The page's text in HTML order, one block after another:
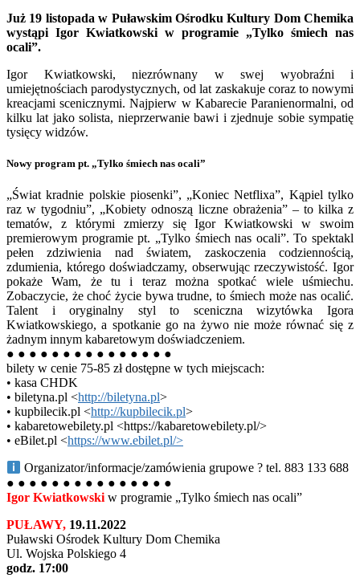
Już 19 listopada w Puławskim Ośrodku Kultury Dom Chemika
wystąpi Igor Kwiatkowski w programie „Tylko śmiech nas
ocali”.
Igor Kwiatkowski, niezrównany w swej wyobraźni i
umiejętnościach parodystycznych, od lat zaskakuje coraz to nowymi
kreacjami scenicznymi. Najpierw w Kabarecie Paranienormalni, od
kilku lat jako solista, nieprzerwanie bawi i zjednuje sobie sympatię
tysięcy widzów.
Nowy program pt. „Tylko śmiech nas ocali”
„Świat kradnie polskie piosenki”, „Koniec Netflixa”, Kąpiel tylko
raz w tygodniu”, „Kobiety odnoszą liczne obrażenia” – to kilka z
tematów, z którymi zmierzy się Igor Kwiatkowski w swoim
premierowym programie pt. „Tylko śmiech nas ocali”. To spektakl
pełen zdziwienia nad światem, zaskoczenia codziennością,
zdumienia, którego doświadczamy, obserwując rzeczywistość. Igor
pokaże Wam, że tu i teraz można spotkać wiele uśmiechu.
Zobaczycie, że choć życie bywa trudne, to śmiech może nas ocalić.
Talent i oryginalny styl to sceniczna wizytówka Igora
Kwiatkowskiego, a spotkanie go na żywo nie może równać się z
żadnym innym kabaretowym doświadczeniem.
● ● ● ● ● ● ● ● ● ● ● ● ● ● ●
bilety w cenie 75-85 zł dostępne w tych miejscach:
• kasa CHDK
• biletyna.pl <http://biletyna.pl>
• kupbilecik.pl <http://kupbilecik.pl>
• kabaretowebilety.pl <https://kabaretowebilety.pl/>
• eBilet.pl <https://www.ebilet.pl/>
Organizator/informacje/zamówienia grupowe ? tel. 883 133 688
● ● ● ● ● ● ● ● ● ● ● ● ● ● ●
Igor Kwiatkowski w programie „Tylko śmiech nas ocali”
PUŁAWY, 19.11.2022
Puławski Ośrodek Kultury Dom Chemika
Ul. Wojska Polskiego 4
godz. 17:00